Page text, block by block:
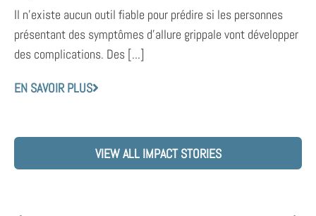
Il n’existe aucun outil fiable pour prédire si les personnes
présentant des symptômes d’allure grippale vont développer
des complications. Des [...]
EN SAVOIR PLUS
VIEW ALL IMPACT STORIES